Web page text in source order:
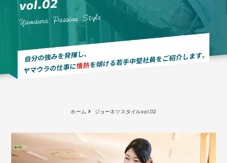
ホーム ジョーネツスタイルvol.02